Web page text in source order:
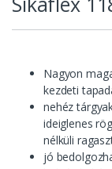
Nagyon
kezdeti
nehéz
ideiglenes
nélküli
jó